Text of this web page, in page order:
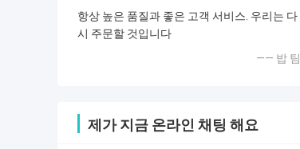
항상 높은 품질과 좋은 고객 서비스. 우리는 다
시 주문할 것입니다
—— 밥 팀
제가 지금 온라인 채팅 해요